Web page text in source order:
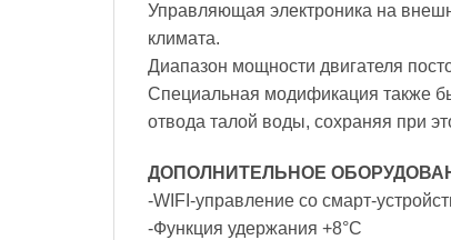
Управляющая электроника на
климата.
Диапазон мощности двигателя
Специальная модификация также
отвода талой воды, сохраняя при
ДОПОЛНИТЕЛЬНОЕ
-WIFI-управление со смарт-
-Функция удержания +8°C